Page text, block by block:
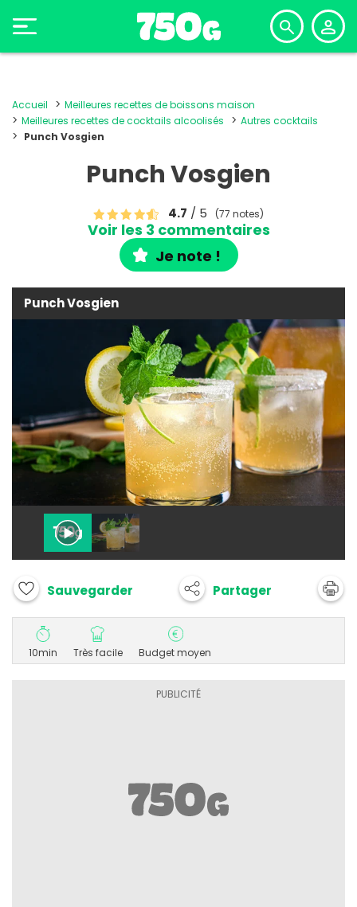
Accueil
Meilleures recettes de boissons maison
Meilleures recettes de cocktails alcoolisés
Autres cocktails
Punch Vosgien
Punch Vosgien
4.7 / 5 (77 notes)
Voir les 3 commentaires
Je note !
Punch Vosgien
Sauvegarder Partager
10min Très facile Budget moyen